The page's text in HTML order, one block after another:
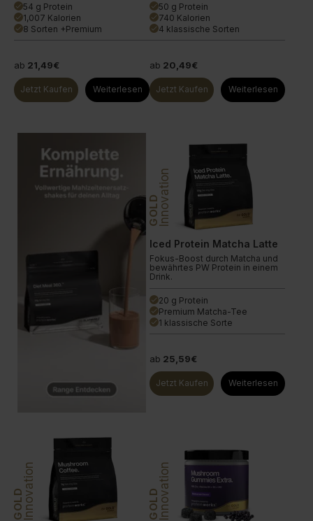
done 54 g Protein
done 1,007 Kalorien
done 8 Sorten +Premium
ab 21,49€
Jetzt Kaufen Weiterlesen
done 50 g Protein
done 740 Kalorien
done 4 klassische Sorten
ab 20,49€
Jetzt Kaufen Weiterlesen
GOLDInnovation
Iced Protein Matcha Latte
Fokus-Boost durch Matcha und
bewährtes PW Protein in einem
Drink.
done 20 g Protein
done Premium Matcha-Tee
done 1 klassische Sorte
ab 25,59€
Jetzt Kaufen Weiterlesen
GOLDInnovation GOLDInnovation